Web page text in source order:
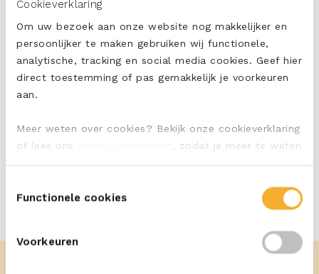
Cookieverklaring
Om uw bezoek aan onze website nog makkelijker en
persoonlijker te maken gebruiken wij functionele,
analytische, tracking en social media cookies. Geef hier
direct toestemming of pas gemakkelijk je voorkeuren
aan.
Meer weten over cookies? Bekijk onze cookieverklaring
of lees ons privacy statement
, zodat je meer te weten
Functionele cookies
Voorkeuren
Pittig